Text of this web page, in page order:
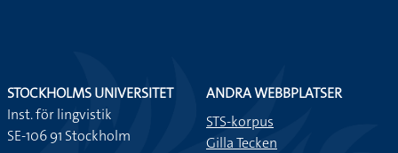
STOCKHOLMS UNIVERSITET
Inst. för lingvistik
SE-106 91 Stockholm
ANDRA WEBBPLATSER
STS-korpus
Gilla Tecken